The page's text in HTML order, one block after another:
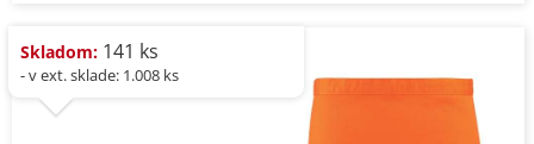
Skladom: 141 ks
- v ext. sklade: 1.008 ks